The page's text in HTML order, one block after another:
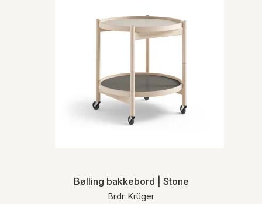
Bølling bakkebord | Stone
Brdr. Krüger